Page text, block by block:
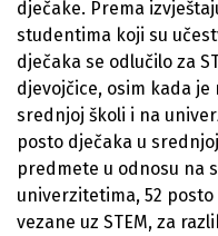
dječake. Prema
studentima koji su
dječaka se odlučilo za
djevojčice, osim kada
srednjoj školi i na
posto dječaka u
predmete u odnosu na
univerzitetima, 52
vezane uz STEM, za